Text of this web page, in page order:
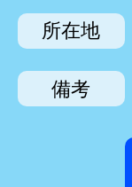
所在地
備考